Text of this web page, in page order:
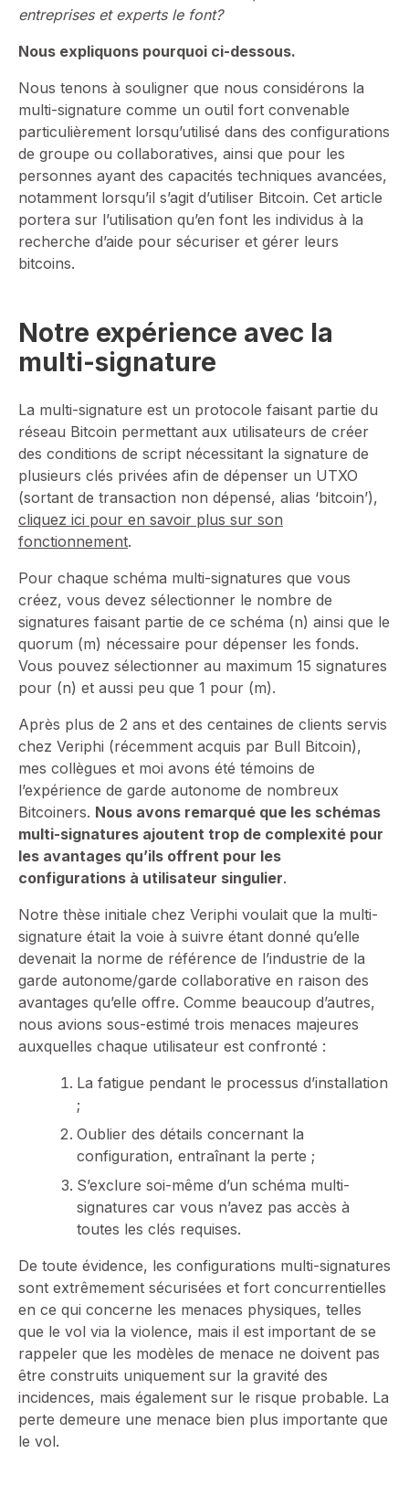
entreprises et experts le font?
Nous expliquons pourquoi ci-dessous.
Nous tenons à souligner que nous considérons la
multi-signature comme un outil fort convenable
particulièrement lorsqu’utilisé dans des configurations
de groupe ou collaboratives, ainsi que pour les
personnes ayant des capacités techniques avancées,
notamment lorsqu’il s’agit d’utiliser Bitcoin. Cet article
portera sur l’utilisation qu’en font les individus à la
recherche d’aide pour sécuriser et gérer leurs
bitcoins.
Notre expérience avec la
multi-signature
La multi-signature est un protocole faisant partie du
réseau Bitcoin permettant aux utilisateurs de créer
des conditions de script nécessitant la signature de
plusieurs clés privées afin de dépenser un UTXO
(sortant de transaction non dépensé, alias ‘bitcoin’),
cliquez ici pour en savoir plus sur son
fonctionnement.
Pour chaque schéma multi-signatures que vous
créez, vous devez sélectionner le nombre de
signatures faisant partie de ce schéma (n) ainsi que le
quorum (m) nécessaire pour dépenser les fonds.
Vous pouvez sélectionner au maximum 15 signatures
pour (n) et aussi peu que 1 pour (m).
Après plus de 2 ans et des centaines de clients servis
chez Veriphi (récemment acquis par Bull Bitcoin),
mes collègues et moi avons été témoins de
l’expérience de garde autonome de nombreux
Bitcoiners. Nous avons remarqué que les schémas
multi-signatures ajoutent trop de complexité pour
les avantages qu’ils offrent pour les
configurations à utilisateur singulier.
Notre thèse initiale chez Veriphi voulait que la multi-
signature était la voie à suivre étant donné qu’elle
devenait la norme de référence de l’industrie de la
garde autonome/garde collaborative en raison des
avantages qu’elle offre. Comme beaucoup d’autres,
nous avions sous-estimé trois menaces majeures
auxquelles chaque utilisateur est confronté :
La fatigue pendant le processus d’installation
;
Oublier des détails concernant la
configuration, entraînant la perte ;
S’exclure soi-même d’un schéma multi-
signatures car vous n’avez pas accès à
toutes les clés requises.
De toute évidence, les configurations multi-signatures
sont extrêmement sécurisées et fort concurrentielles
en ce qui concerne les menaces physiques, telles
que le vol via la violence, mais il est important de se
rappeler que les modèles de menace ne doivent pas
être construits uniquement sur la gravité des
incidences, mais également sur le risque probable. La
perte demeure une menace bien plus importante que
le vol.